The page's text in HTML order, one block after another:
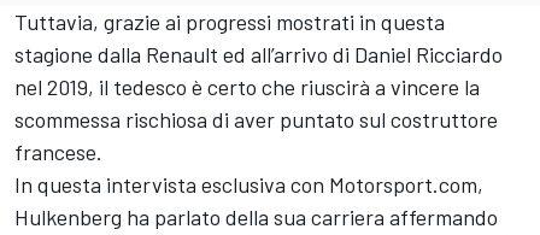
Tuttavia, grazie ai progressi mostrati in questa
stagione dalla Renault ed all’arrivo di Daniel Ricciardo
nel 2019, il tedesco è certo che riuscirà a vincere la
scommessa rischiosa di aver puntato sul costruttore
francese.
In questa intervista esclusiva con Motorsport.com,
Hulkenberg ha parlato della sua carriera affermando